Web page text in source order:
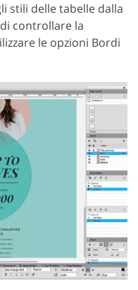
stili delle tabelle dalla
controllare la
le opzioni Bordi